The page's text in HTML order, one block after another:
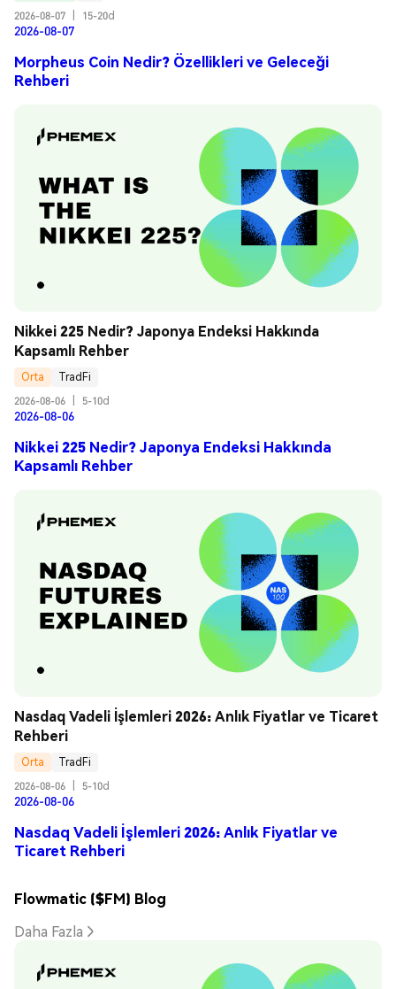
2026-08-07
15-20d
2026-08-07
Morpheus Coin Nedir? Özellikleri ve Geleceği
Rehberi
Nikkei 225 Nedir? Japonya Endeksi Hakkında
Kapsamlı Rehber
Orta
TradFi
2026-08-06
5-10d
2026-08-06
Nikkei 225 Nedir? Japonya Endeksi Hakkında
Kapsamlı Rehber
Nasdaq Vadeli İşlemleri 2026: Anlık Fiyatlar ve Ticaret
Rehberi
Orta
TradFi
2026-08-06
5-10d
2026-08-06
Nasdaq Vadeli İşlemleri 2026: Anlık Fiyatlar ve
Ticaret Rehberi
Flowmatic ($FM) Blog
Daha Fazla